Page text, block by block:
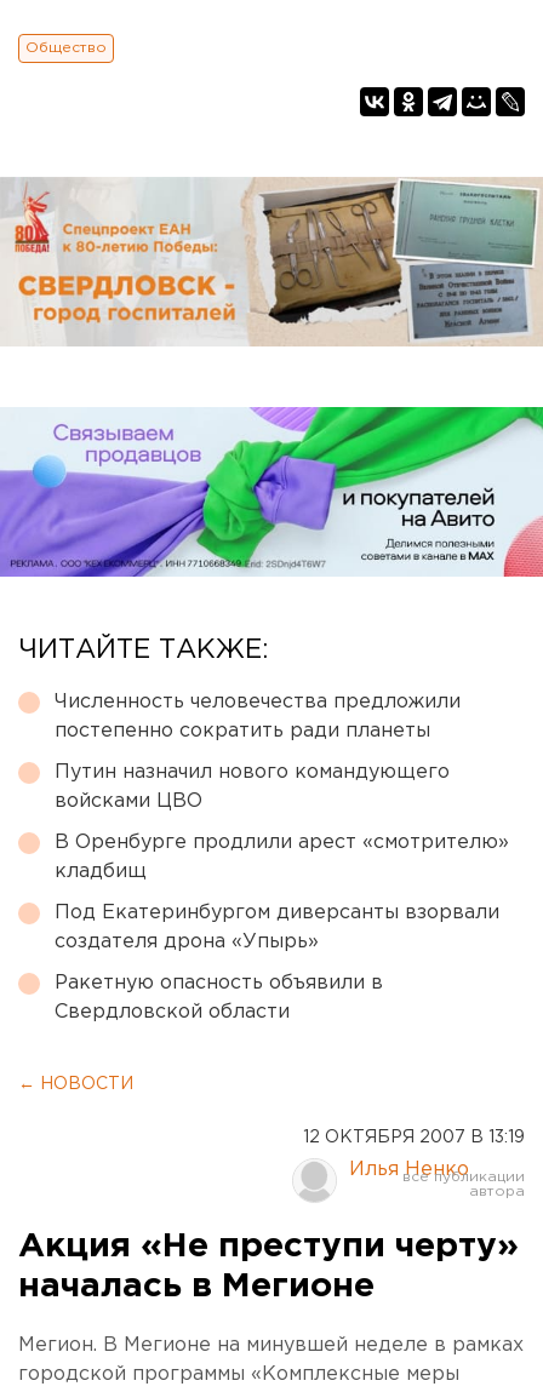
Общество
ЧИТАЙТЕ ТАКЖЕ:
Численность человечества предложили
постепенно сократить ради планеты
Путин назначил нового командующего
войсками ЦВО
В Оренбурге продлили арест «смотрителю»
кладбищ
Под Екатеринбургом диверсанты взорвали
создателя дрона «Упырь»
Ракетную опасность объявили в
Свердловской области
← НОВОСТИ
12 ОКТЯБРЯ 2007 В 13:19
Илья Ненко
Акция «Не преступи черту»
началась в Мегионе
Мегион. В Мегионе на минувшей неделе в рамках
городской программы «Комплексные меры